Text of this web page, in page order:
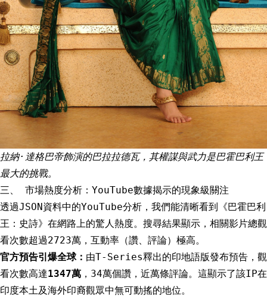
拉納·達格巴帝飾演的巴拉拉德瓦，其權謀與武力是巴霍巴利王
最大的挑戰。
三、 市場熱度分析：YouTube數據揭示的現象級關注
透過JSON資料中的YouTube分析，我們能清晰看到《巴霍巴利
王：史詩》在網路上的驚人熱度。搜尋結果顯示，相關影片總觀
看次數超過2723萬，互動率（讚、評論）極高。
官方預告引爆全球： 由T-Series釋出的印地語版發布預告，觀
看次數高達1347萬 ，34萬個讚，近萬條評論。這顯示了該IP在
印度本土及海外印裔觀眾中無可動搖的地位。